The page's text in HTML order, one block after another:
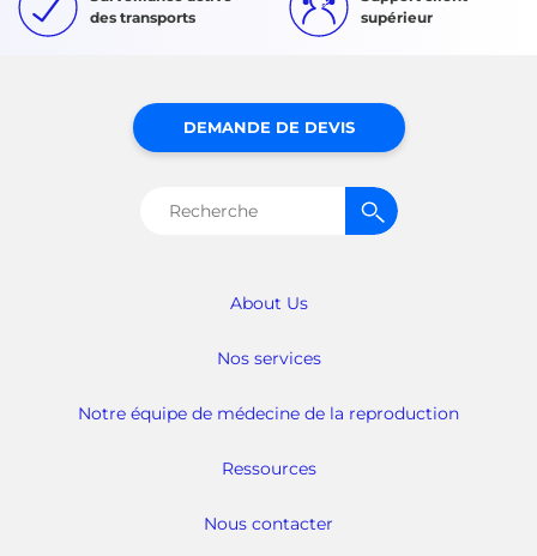
des transports
supérieur
About Us
Nos services
Notre équipe de médecine de la reproduction
Ressources
Nous contacter
DEMANDE DE DEVIS
Rechercher :